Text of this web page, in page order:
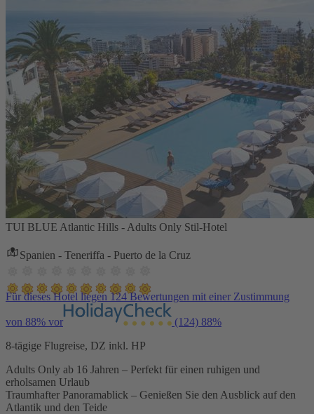
TUI BLUE Atlantic Hills - Adults Only Stil-Hotel
Spanien - Teneriffa - Puerto de la Cruz
Für dieses Hotel liegen 124 Bewertungen mit einer Zustimmung
von 88% vor (124) 88%
8-tägige Flugreise, DZ inkl. HP
Adults Only ab 16 Jahren – Perfekt für einen ruhigen und
erholsamen Urlaub
Traumhafter Panoramablick – Genießen Sie den Ausblick auf den
Atlantik und den Teide